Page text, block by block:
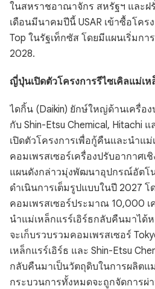
ในสหราชอาณาจักร สหรัฐฯ และฝ
เดือนมีนาคมปีนี้ USAR เข้าซื้อโคร
Top ในรัฐเท็กซัส โดยมีแผนเริ่มก
2028.
ญี่ปุ่นเปิดตัวโครงการรีไซเคิลแม่เ
ไดกิ้น (Daikin) ยักษ์ใหญ่ด้านเครื่อ
กับ Shin-Etsu Chemical, Hitachi
เปิดตัวโครงการเพื่อกู้คืนและนำแ
คอมเพรสเซอร์เครื่องปรับอากาศ
แผนดังกล่าวมุ่งพัฒนาอุปกรณ์อัตโ
ดำเนินการเต็มรูปแบบในปี 2027 โ
คอมเพรสเซอร์ประมาณ 10,000
นำแม่เหล็กแรร์เอิร์ธกลับคืนมาได้
จะเก็บรวบรวมคอมเพรสเซอร์
เหล็กแรร์เอิร์ธ และ Shin-Etsu
กลับคืนมาเป็นวัตถุดิบในการผลิตแ
กระบวนการทั้งหมดจะถูกจัดการผ่